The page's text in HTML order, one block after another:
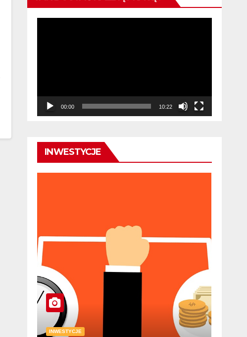
00:00 10:22
INWESTYCJE
INWESTYCJE